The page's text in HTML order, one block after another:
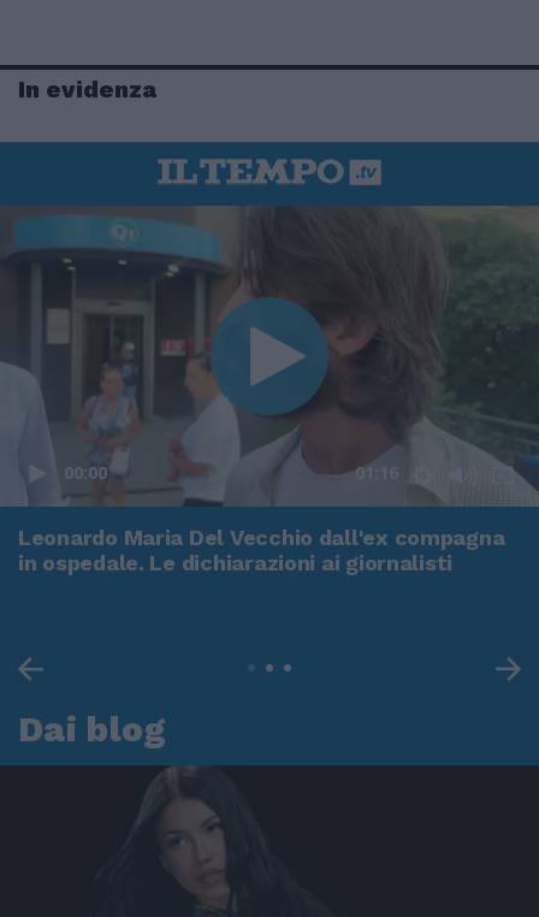
In evidenza
00:00 01:16
Leonardo Maria Del Vecchio dall'ex compagna
in ospedale. Le dichiarazioni ai giornalisti
Dai blog